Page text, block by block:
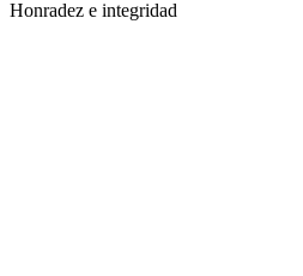
Honradez e integridad